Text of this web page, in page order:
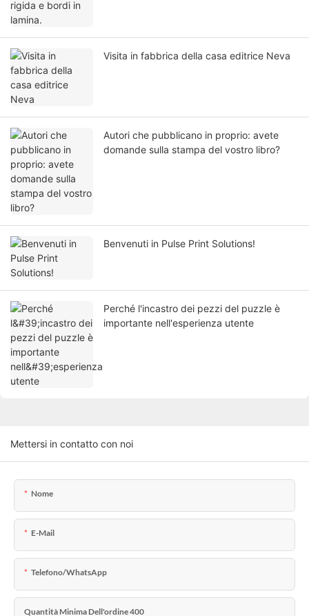
Visita in fabbrica della casa editrice Neva
Autori che pubblicano in proprio: avete
domande sulla stampa del vostro libro?
Benvenuti in Pulse Print Solutions!
Perché l'incastro dei pezzi del puzzle è
importante nell'esperienza utente
Mettersi in contatto con noi
Nome
E-Mail
Telefono/WhatsApp
Quantità Minima Dell'ordine 400